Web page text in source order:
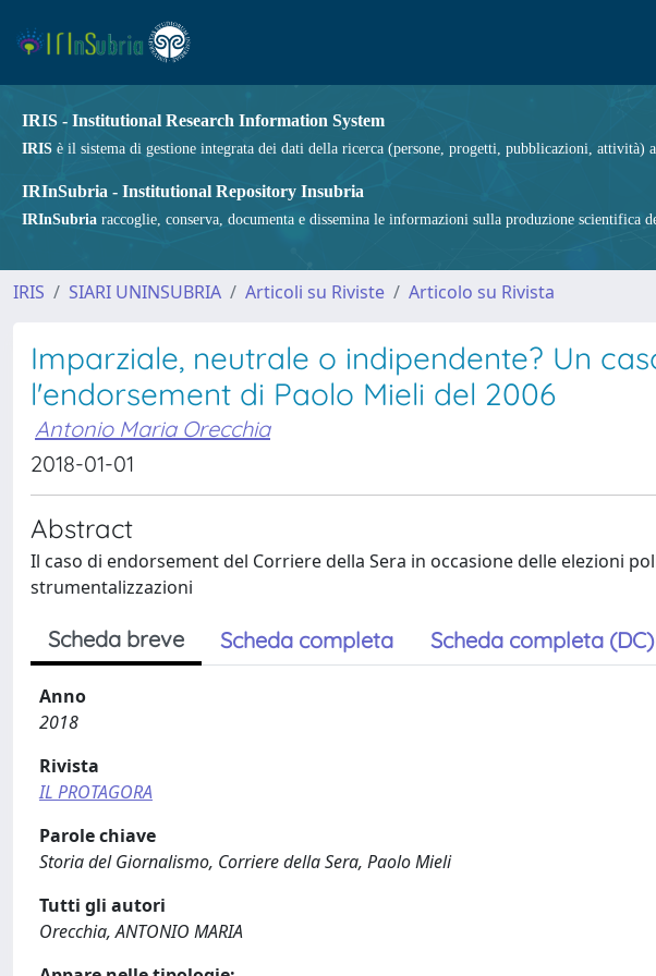
IRIS - Institutional Research Information System
IRIS è il sistema di gestione integrata dei dati della ricerca (persone, progetti, pubblicazioni, attività)
IRInSubria - Institutional Repository Insubria
IRInSubria raccoglie, conserva, documenta e dissemina le informazioni sulla produzione
IRIS SIARI UNINSUBRIA Articoli su Riviste Articolo su Rivista
Imparziale, neutrale o indipendente? Un
l'endorsement di Paolo Mieli del 2006
Antonio Maria Orecchia
2018-01-01
Abstract
Il caso di endorsement del Corriere della Sera in occasione delle elezioni
strumentalizzazioni
Scheda breve Scheda completa Scheda completa (DC)
Anno
2018
Rivista
IL PROTAGORA
Parole chiave
Storia del Giornalismo, Corriere della Sera, Paolo Mieli
Tutti gli autori
Orecchia, ANTONIO MARIA